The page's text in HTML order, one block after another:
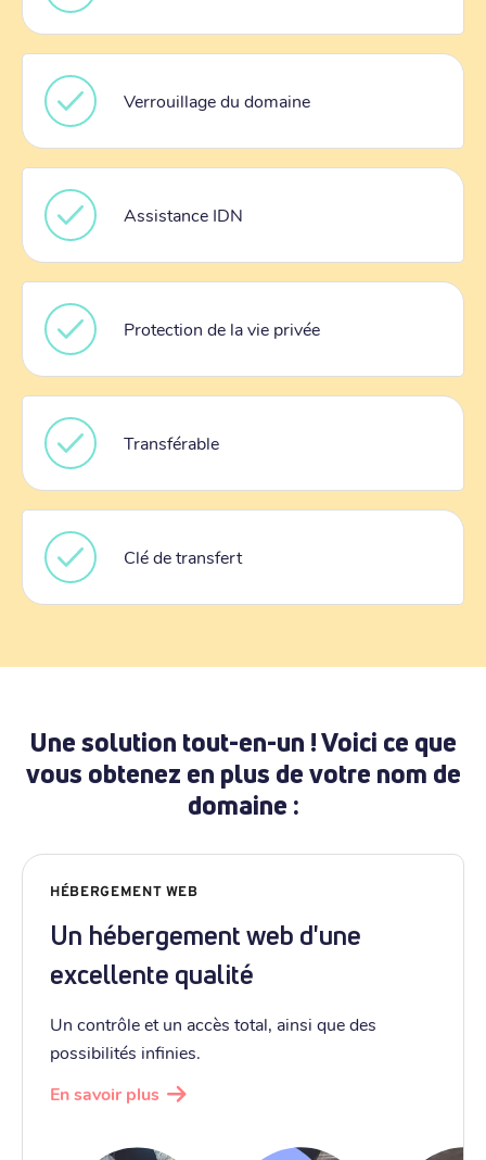
Verrouillage du domaine
Assistance IDN
Protection de la vie privée
Transférable
Clé de transfert
Une solution tout-en-un ! Voici ce que
vous obtenez en plus de votre nom de
domaine :
HÉBERGEMENT WEB
Un hébergement web d'une
excellente qualité
Un contrôle et un accès total, ainsi que des
possibilités infinies.
En savoir plus